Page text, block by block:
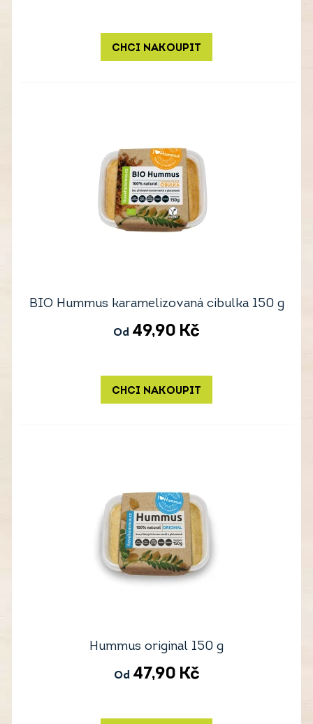
CHCI NAKOUPIT
BIO Hummus karamelizovaná cibulka 150 g
Od 49,90 Kč
CHCI NAKOUPIT
Hummus original 150 g
Od 47,90 Kč